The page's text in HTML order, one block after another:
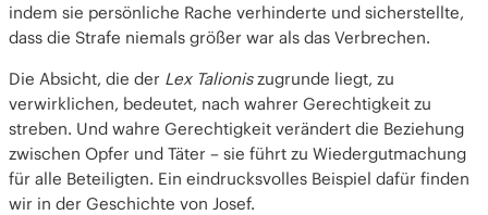
indem sie persönliche Rache verhinderte und sicherstellte,
dass die Strafe niemals größer war als das Verbrechen.
Die Absicht, die der Lex Talioniszugrunde liegt, zu
verwirklichen, bedeutet, nach wahrer Gerechtigkeit zu
streben. Und wahre Gerechtigkeit verändert die Beziehung
zwischen Opfer und Täter – sie führt zu Wiedergutmachung
für alle Beteiligten. Ein eindrucksvolles Beispiel dafür finden
wir in der Geschichte von Josef.